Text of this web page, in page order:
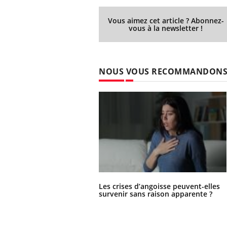
Vous aimez cet article ? Abonnez-
vous à la newsletter !
NOUS VOUS RECOMMANDONS
Les crises d’angoisse peuvent-elles
survenir sans raison apparente ?
Il y